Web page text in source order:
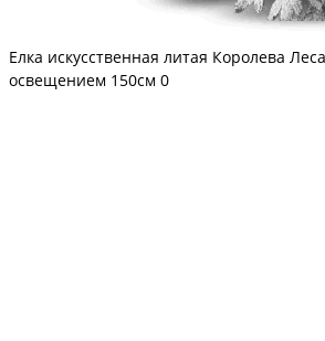
Елка искусственная литая Королева
освещением 150см 0